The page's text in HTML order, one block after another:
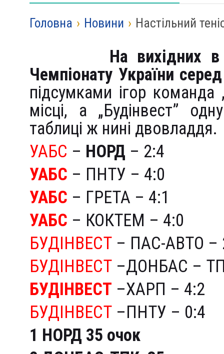
Головна › Новини › Настільний
На вихідних
Чемпіонату України
підсумками ігор
місці, а „Будінвест”
таблиці ж нині двовладдя.
УАБС – НОРД – 2:4
УАБС – ПНТУ – 4:0
УАБС – ГРЕТА – 4:1
УАБС – КОКТЕМ – 4:0
БУДІНВЕСТ – ПАС-АВТО –
БУДІНВЕСТ –ДОНБАС –
БУДІНВЕСТ –ХАРП – 4:2
БУДІНВЕСТ –ПНТУ – 0:4
1 НОРД 35 очок